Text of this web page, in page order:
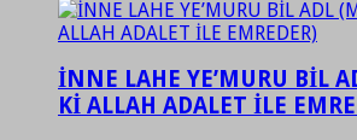
İNNE LAHE YE’MURU BİL
Kİ ALLAH ADALET İLE